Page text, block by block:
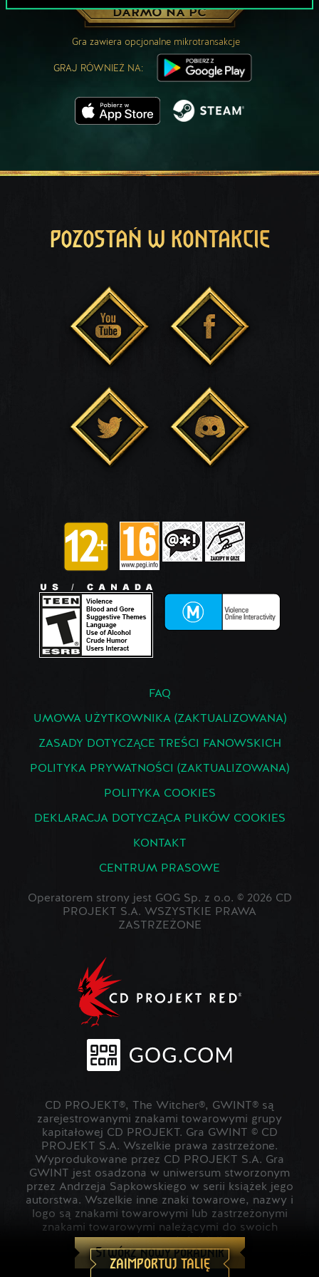
Stwórz nowy poradnik
ZAIMPORTUJ TALIĘ
DARMO NA PC
Gra zawiera opcjonalne mikrotransakcje
GRAJ RÓWNIEŻ NA:
POZOSTAŃ W KONTAKCIE
FAQ
UMOWA UŻYTKOWNIKA (ZAKTUALIZOWANA)
ZASADY DOTYCZĄCE TREŚCI FANOWSKICH
POLITYKA PRYWATNOŚCI (ZAKTUALIZOWANA)
POLITYKA COOKIES
DEKLARACJA DOTYCZĄCA PLIKÓW COOKIES
KONTAKT
CENTRUM PRASOWE
Operatorem strony jest GOG Sp. z o.o. © 2026 CD
PROJEKT S.A. WSZYSTKIE PRAWA
ZASTRZEŻONE
CD PROJEKT®, The Witcher®, GWINT® są
zarejestrowanymi znakami towarowymi grupy
kapitałowej CD PROJEKT. Gra GWINT © CD
PROJEKT S.A. Wszelkie prawa zastrzeżone.
Wyprodukowane przez CD PROJEKT S.A. Gra
GWINT jest osadzona w uniwersum stworzonym
przez Andrzeja Sapkowskiego w serii książek jego
autorstwa. Wszelkie inne znaki towarowe, nazwy i
logo są znakami towarowymi lub zastrzeżonymi
znakami towarowymi należącymi do swoich
prawowitych właścicieli.